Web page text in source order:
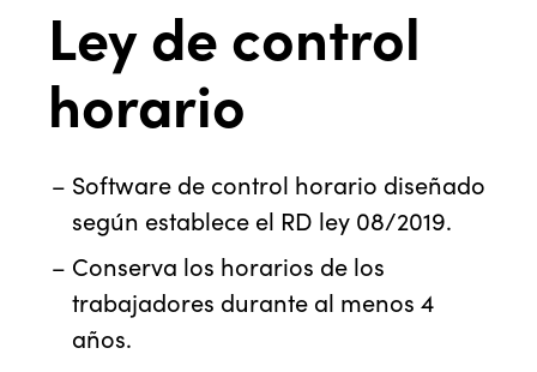
Ley de control
horario
Software de control horario diseñado
según establece el RD ley 08/2019.
Conserva los horarios de los
trabajadores durante al menos 4
años.